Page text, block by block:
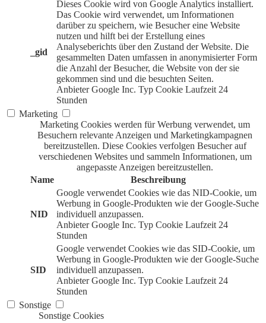
_gid
Dieses Cookie wird von Google Analytics installiert.
Das Cookie wird verwendet, um Informationen
darüber zu speichern, wie Besucher eine Website
nutzen und hilft bei der Erstellung eines
Analyseberichts über den Zustand der Website. Die
gesammelten Daten umfassen in anonymisierter Form
die Anzahl der Besucher, die Website von der sie
gekommen sind und die besuchten Seiten.
Anbieter Google Inc. Typ Cookie Laufzeit 24
Stunden
Marketing
Marketing Cookies werden für Werbung verwendet, um
Besuchern relevante Anzeigen und Marketingkampagnen
bereitzustellen. Diese Cookies verfolgen Besucher auf
verschiedenen Websites und sammeln Informationen, um
angepasste Anzeigen bereitzustellen.
Name
Beschreibung
NID
Google verwendet Cookies wie das NID-Cookie, um
Werbung in Google-Produkten wie der Google-Suche
individuell anzupassen.
Anbieter Google Inc. Typ Cookie Laufzeit 24
Stunden
SID
Google verwendet Cookies wie das SID-Cookie, um
Werbung in Google-Produkten wie der Google-Suche
individuell anzupassen.
Anbieter Google Inc. Typ Cookie Laufzeit 24
Stunden
Sonstige
Sonstige Cookies